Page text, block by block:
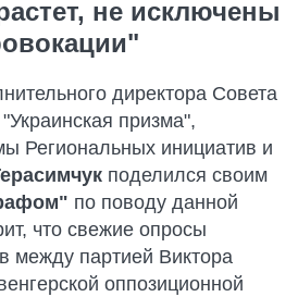
не исключены
директора Совета
призма",
Региональных инициатив и
поделился своим
по поводу данной
что свежие опросы
между партией Виктора
оппозиционной